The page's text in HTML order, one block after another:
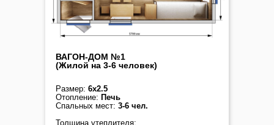
Размер: 6х2.5
Отопление: Печь
Спальных мест: 3-6 чел.
Толщина утеплителя:
ВАГОН-ДОМ №1
(Жилой на 3-6 человек)